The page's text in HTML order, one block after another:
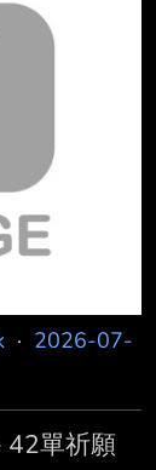
Day2
Day3
· 2026-07-
42單祈願